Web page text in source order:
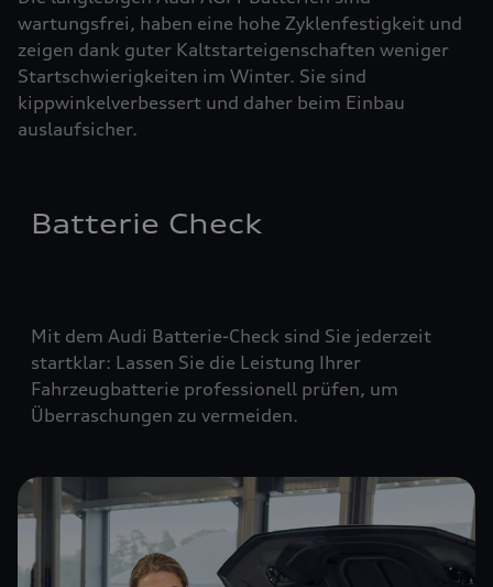
wartungsfrei, haben eine hohe Zyklenfestigkeit und
zeigen dank guter Kaltstarteigenschaften weniger
Startschwierigkeiten im Winter. Sie sind
kippwinkelverbessert und daher beim Einbau
auslaufsicher.
Batterie Check
Mit dem Audi Batterie-Check sind Sie jederzeit
startklar: Lassen Sie die Leistung Ihrer
Fahrzeugbatterie professionell prüfen, um
Überraschungen zu vermeiden.